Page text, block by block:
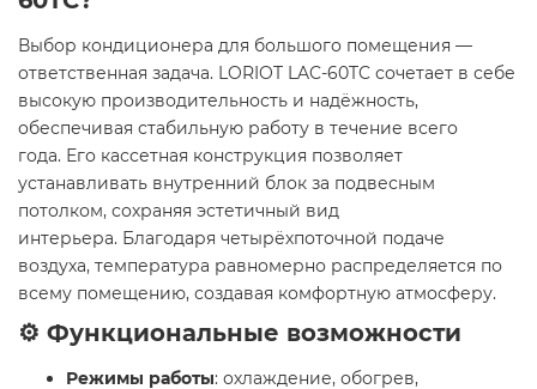
Выбор кондиционера для большого помещения —
ответственная задача. LORIOT LAC-60TC сочетает в себе
высокую производительность и надёжность,
обеспечивая стабильную работу в течение всего
года. Его кассетная конструкция позволяет
устанавливать внутренний блок за подвесным
потолком, сохраняя эстетичный вид
интерьера. Благодаря четырёхпоточной подаче
воздуха, температура равномерно распределяется по
всему помещению, создавая комфортную атмосферу.
⚙️ Функциональные возможности
Режимы работы: охлаждение, обогрев,